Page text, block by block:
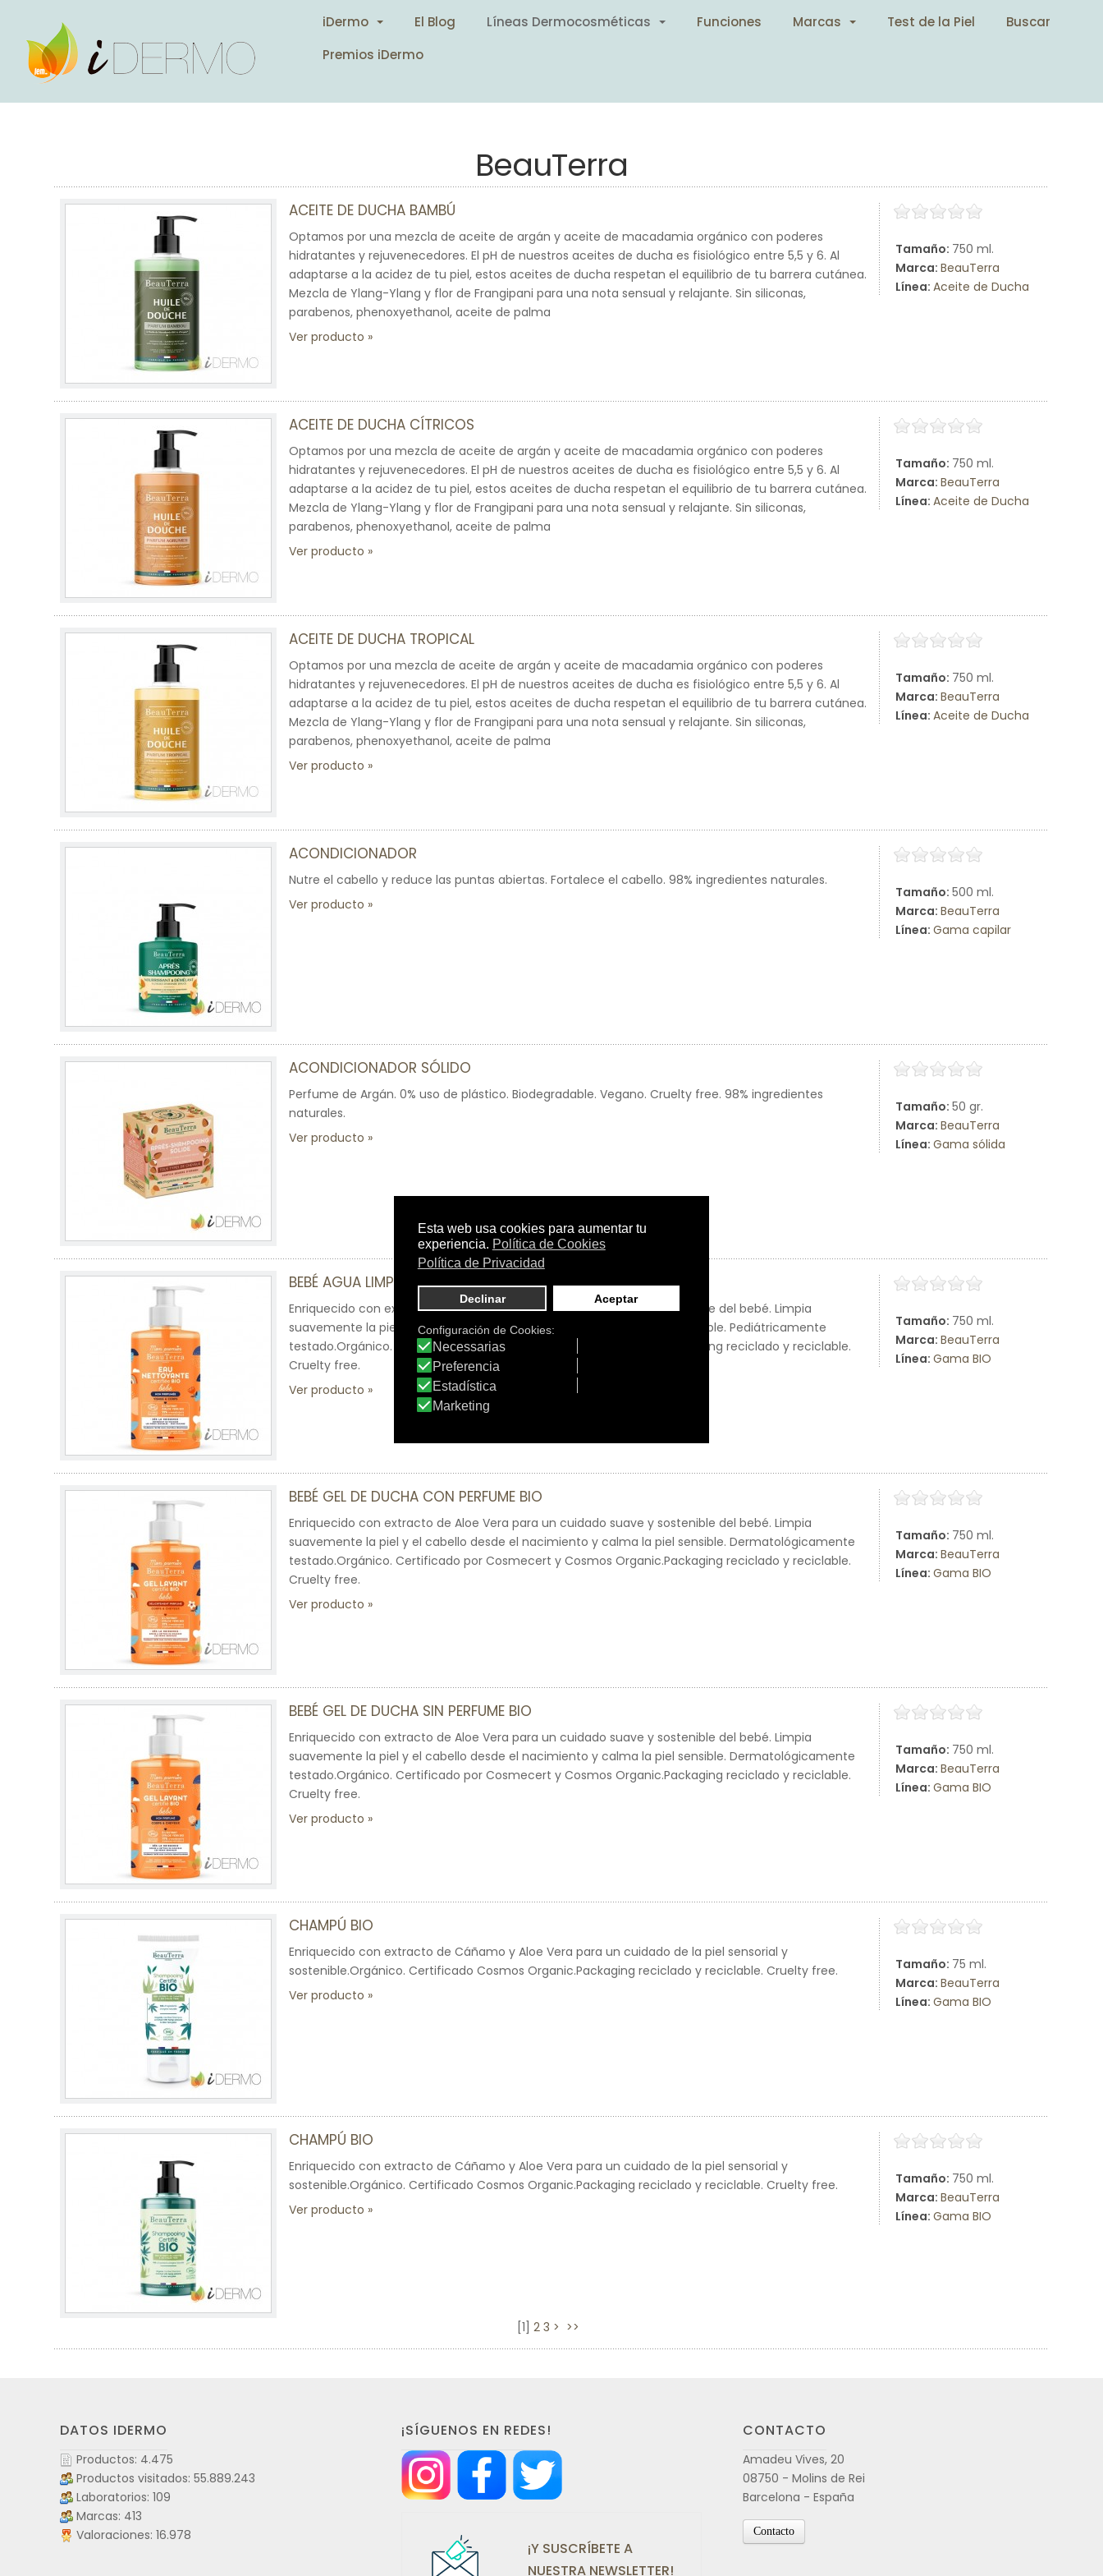
iDermo El Blog Líneas Dermocosméticas Funciones Marcas Test de la Piel
Buscar
Premios iDermo
BeauTerra
Tamaño: 750 ml.
Marca: BeauTerra
Línea: Aceite de Ducha
ACEITE DE DUCHA BAMBÚ
Optamos por una mezcla de aceite de argán y aceite de macadamia orgánico con poderes
hidratantes y rejuvenecedores. El pH de nuestros aceites de ducha es fisiológico entre 5,5 y 6. Al
adaptarse a la acidez de tu piel, estos aceites de ducha respetan el equilibrio de tu barrera cutánea.
Mezcla de Ylang-Ylang y flor de Frangipani para una nota sensual y relajante. Sin siliconas,
parabenos, phenoxyethanol, aceite de palma
Ver producto
Tamaño: 750 ml.
Marca: BeauTerra
Línea: Aceite de Ducha
ACEITE DE DUCHA CÍTRICOS
Optamos por una mezcla de aceite de argán y aceite de macadamia orgánico con poderes
hidratantes y rejuvenecedores. El pH de nuestros aceites de ducha es fisiológico entre 5,5 y 6. Al
adaptarse a la acidez de tu piel, estos aceites de ducha respetan el equilibrio de tu barrera cutánea.
Mezcla de Ylang-Ylang y flor de Frangipani para una nota sensual y relajante. Sin siliconas,
parabenos, phenoxyethanol, aceite de palma
Ver producto
Tamaño: 750 ml.
Marca: BeauTerra
Línea: Aceite de Ducha
ACEITE DE DUCHA TROPICAL
Optamos por una mezcla de aceite de argán y aceite de macadamia orgánico con poderes
hidratantes y rejuvenecedores. El pH de nuestros aceites de ducha es fisiológico entre 5,5 y 6. Al
adaptarse a la acidez de tu piel, estos aceites de ducha respetan el equilibrio de tu barrera cutánea.
Mezcla de Ylang-Ylang y flor de Frangipani para una nota sensual y relajante. Sin siliconas,
parabenos, phenoxyethanol, aceite de palma
Ver producto
Tamaño: 500 ml.
Marca: BeauTerra
Línea: Gama capilar
ACONDICIONADOR
Nutre el cabello y reduce las puntas abiertas. Fortalece el cabello. 98% ingredientes naturales.
Ver producto
Tamaño: 50 gr.
Marca: BeauTerra
Línea: Gama sólida
ACONDICIONADOR SÓLIDO
Perfume de Argán. 0% uso de plástico. Biodegradable. Vegano. Cruelty free. 98% ingredientes
naturales.
Ver producto
Tamaño: 750 ml.
Marca: BeauTerra
Línea: Gama BIO
BEBÉ AGUA LIMPIADORA SIN PERFUME
Enriquecido con extracto de Aloe Vera para un cuidado suave y sostenible del bebé. Limpia
suavemente la piel y el cabello desde el nacimiento y calma la piel sensible. Pediátricamente
testado.Orgánico. Certificado por Cosmecert y Cosmos Organic.Packaging reciclado y reciclable.
Cruelty free.
Ver producto
Tamaño: 750 ml.
Marca: BeauTerra
Línea: Gama BIO
BEBÉ GEL DE DUCHA CON PERFUME BIO
Enriquecido con extracto de Aloe Vera para un cuidado suave y sostenible del bebé. Limpia
suavemente la piel y el cabello desde el nacimiento y calma la piel sensible. Dermatológicamente
testado.Orgánico. Certificado por Cosmecert y Cosmos Organic.Packaging reciclado y reciclable.
Cruelty free.
Ver producto
Tamaño: 750 ml.
Marca: BeauTerra
Línea: Gama BIO
BEBÉ GEL DE DUCHA SIN PERFUME BIO
Enriquecido con extracto de Aloe Vera para un cuidado suave y sostenible del bebé. Limpia
suavemente la piel y el cabello desde el nacimiento y calma la piel sensible. Dermatológicamente
testado.Orgánico. Certificado por Cosmecert y Cosmos Organic.Packaging reciclado y reciclable.
Cruelty free.
Ver producto
Tamaño: 75 ml.
Marca: BeauTerra
Línea: Gama BIO
CHAMPÚ BIO
Enriquecido con extracto de Cáñamo y Aloe Vera para un cuidado de la piel sensorial y
sostenible.Orgánico. Certificado Cosmos Organic.Packaging reciclado y reciclable. Cruelty free.
Ver producto
Tamaño: 750 ml.
Marca: BeauTerra
Línea: Gama BIO
CHAMPÚ BIO
Enriquecido con extracto de Cáñamo y Aloe Vera para un cuidado de la piel sensorial y
sostenible.Orgánico. Certificado Cosmos Organic.Packaging reciclado y reciclable. Cruelty free.
Ver producto
1 2 3 > >>
DATOS IDERMO
Productos: 4.475
Productos visitados: 55.889.243
Laboratorios: 109
Marcas: 413
Valoraciones: 16.978
¡SÍGUENOS EN REDES!
¡Y SUSCRÍBETE A
NUESTRA NEWSLETTER!
CONTACTO
Amadeu Vives, 20
08750 - Molins de Rei
Barcelona - España
Contacto